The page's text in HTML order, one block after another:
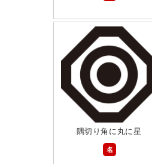
隅切り角に丸に星
名